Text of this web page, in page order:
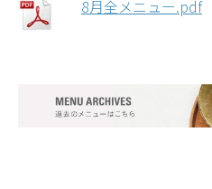
8月全メニュー.pdf